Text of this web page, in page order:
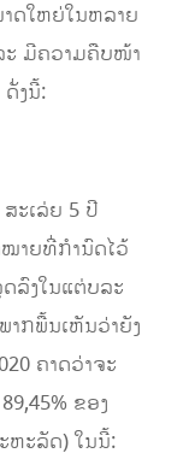
ດໃຫຍ່ໃນຫລາຍ
ະ ມີຄວາມຄືບໜ້າ
ງນີ້:
ສະເລ່ຍ 5 ປີ
າຍທີ່ກໍານົດໄວ້
ລົງໃນແຕ່ບລະ
າກພື້ນເຫັນວ່າຍັງ
ຄາດວ່າຈະ
ຂອງ
ຫະລັດ) ໃນນີ້: